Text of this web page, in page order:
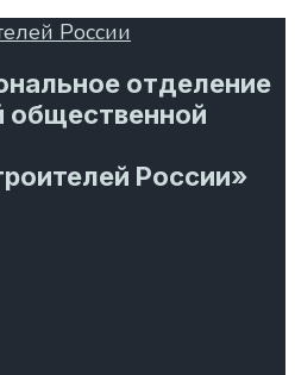
отделение
России»